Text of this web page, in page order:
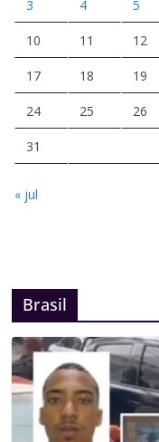
3 4 5
10 11 12
17 18 19
24 25 26
31
« jul
Brasil